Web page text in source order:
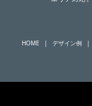
HOME デザイン例